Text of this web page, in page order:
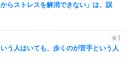
からストレスを解消できない」は、誤
う人はいても、歩くのが苦手という人